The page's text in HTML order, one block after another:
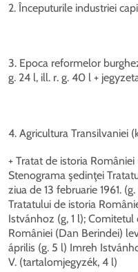
2. Începuturile industriei
3. Epoca reformelor
g. 24 l, ill. r. g. 40 l +
4. Agricultura Transilvaniei
+ Tratat de istoria
Stenograma şedinţei
ziua de 13 februarie 1961.
Tratatului de istoria
Istvánhoz (g, 1 l);
României (Dan Berindei)
április (g. 5 l) Imreh
V. (tartalomjegyzék, 4 l)